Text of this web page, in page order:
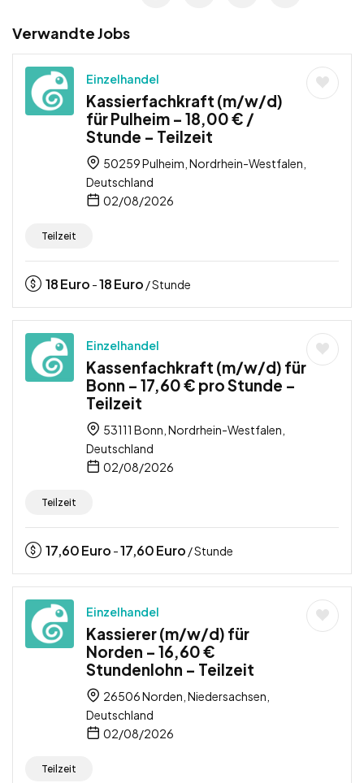
Verwandte Jobs
Einzelhandel
Kassierfachkraft (m/w/d)
für Pulheim – 18,00 € /
Stunde – Teilzeit
50259 Pulheim, Nordrhein-Westfalen,
Deutschland
02/08/2026
Teilzeit
18Euro -18Euro / Stunde
Einzelhandel
Kassenfachkraft (m/w/d) für
Bonn – 17,60 € pro Stunde –
Teilzeit
53111 Bonn, Nordrhein-Westfalen,
Deutschland
02/08/2026
Teilzeit
17,60Euro -17,60Euro / Stunde
Einzelhandel
Kassierer (m/w/d) für
Norden – 16,60 €
Stundenlohn – Teilzeit
26506 Norden, Niedersachsen,
Deutschland
02/08/2026
Teilzeit